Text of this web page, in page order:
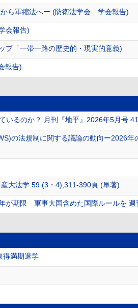
ら軍縮法へー (防衛法学会 学会報告)
会報告)
プ「一帯一路の歴史的・現実的意義)
報告)
いるのか？ 月刊『地平』2026年5月号
の法規制に関する議論の動向ー2026
大法学 59 (3・4),311-390頁 (単著)
期限 軍事大国含めた国際ルールを
得満期退学